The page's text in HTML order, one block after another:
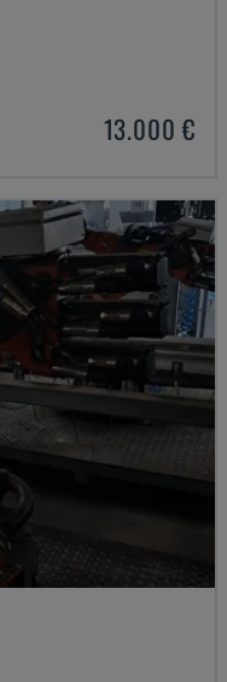
13.000 €